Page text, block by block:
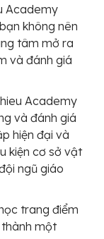
Academy
không nên
tâm mở ra
và đánh giá
Academy
và đánh giá
hiện đại và
kiện cơ sở vật
ngũ giáo
trang điểm
một